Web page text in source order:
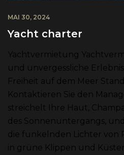
MAI 30, 2024
Yacht charter
Yachtvermietung
und unvergessliche
Freiheit auf dem Meer
Kontaktieren Sie den
streichelt Ihre Haut,
des Sonnenuntergangs,
die funkelnden Lichter von
in grüne Klippen und